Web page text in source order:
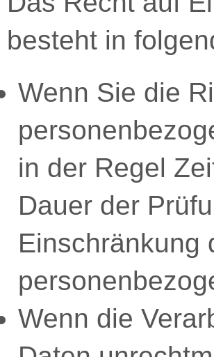
besteht in
Wenn Sie die
in der Regel
Dauer der
Einschränkung
Wenn die